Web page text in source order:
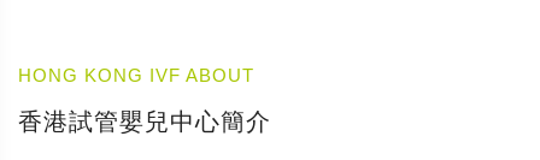
HONG KONG IVF ABOUT
香港試管嬰兒中心簡介